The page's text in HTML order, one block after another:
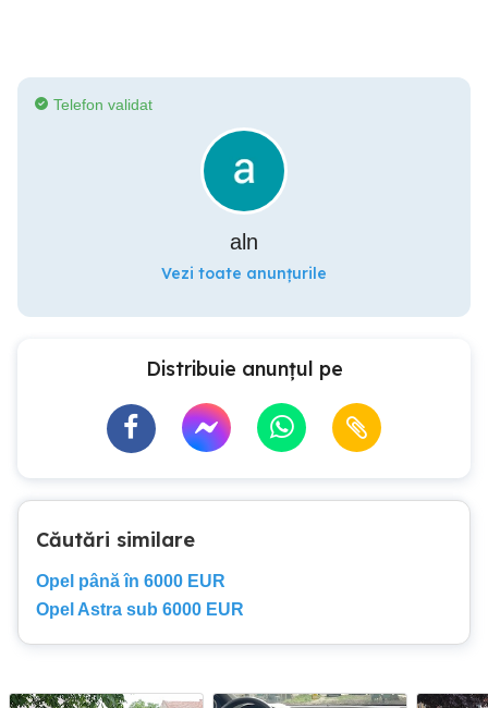
Telefon validat
aln
Vezi toate anunțurile
Distribuie anunțul pe
Căutări similare
Opel până în 6000 EUR
Opel Astra sub 6000 EUR